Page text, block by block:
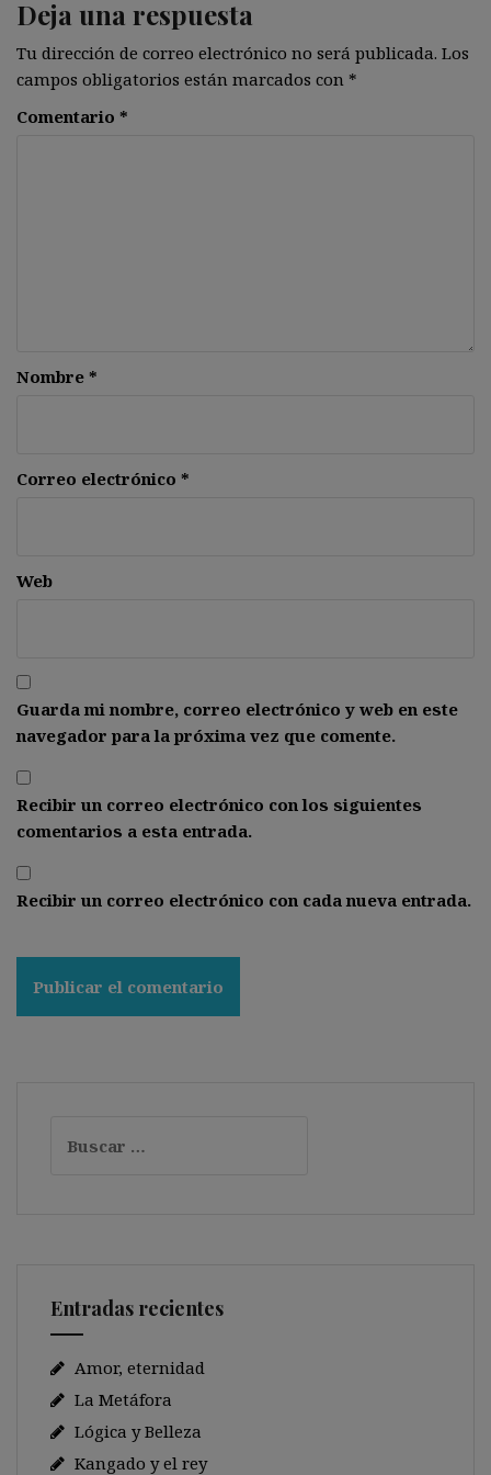
Deja una respuesta
Tu dirección de correo electrónico no será publicada. Los
campos obligatorios están marcados con *
Comentario *
Nombre *
Correo electrónico *
Web
Guarda mi nombre, correo electrónico y web en este
navegador para la próxima vez que comente.
Recibir un correo electrónico con los siguientes
comentarios a esta entrada.
Recibir un correo electrónico con cada nueva entrada.
Entradas recientes
Amor, eternidad
La Metáfora
Lógica y Belleza
Kangado y el rey